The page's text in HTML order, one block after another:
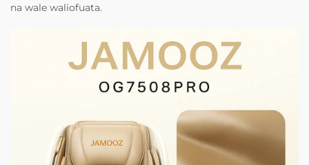
na wale waliofuata.